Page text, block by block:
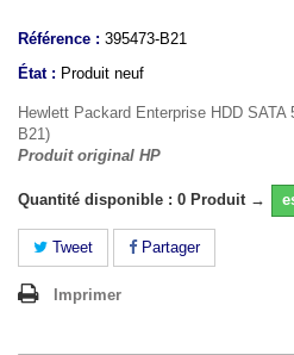
Référence : 395473-B21
État : Produit neuf
Hewlett Packard Enterprise HDD
B21)
Produit original HP
Quantité disponible : 0 Produit →
Tweet Partager
Imprimer